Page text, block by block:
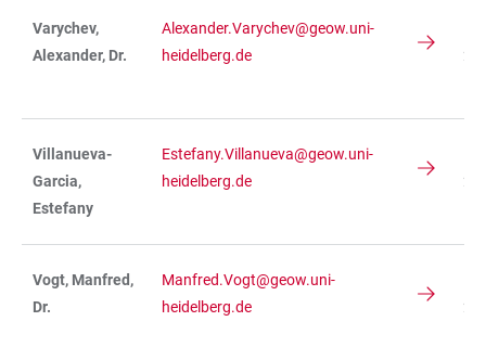
Varychev,
Alexander, Dr.
Alexander.Varychev@geow.uni-
heidelberg.de
Villanueva-
Garcia,
Estefany
Estefany.Villanueva@geow.uni-
heidelberg.de
Vogt, Manfred,
Dr.
Manfred.Vogt@geow.uni-
heidelberg.de